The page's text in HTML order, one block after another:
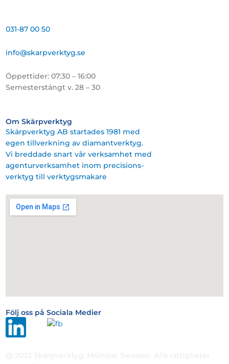
031-87 00 50
info@skarpverktyg.se
Öppettider: 07:30 – 16:00
Semesterstängt v. 28 – 30
Om Skärpverktyg
Skärpverktyg AB startades 1981 med
egen tillverkning av diamantverktyg.
Vi breddade snart vår verksamhet med
agenturverksamhet inom precisions-
verktyg till verktygsmakare
Följ oss på Sociala Medier